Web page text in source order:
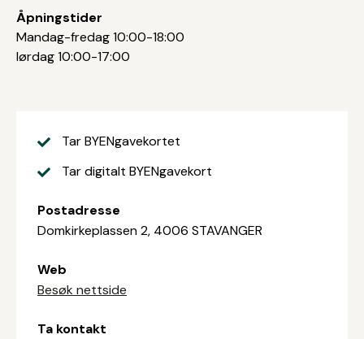
Åpningstider
Mandag-fredag 10:00-18:00
lørdag 10:00-17:00
Tar BYENgavekortet
Tar digitalt BYENgavekort
Postadresse
Domkirkeplassen 2, 4006 STAVANGER
Web
Besøk nettside
Ta kontakt